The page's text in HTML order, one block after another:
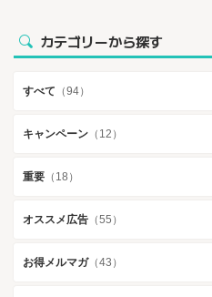
カテゴリーから探す
すべて （94）
キャンペーン （12）
重要 （18）
オススメ広告 （55）
お得メルマガ（43）